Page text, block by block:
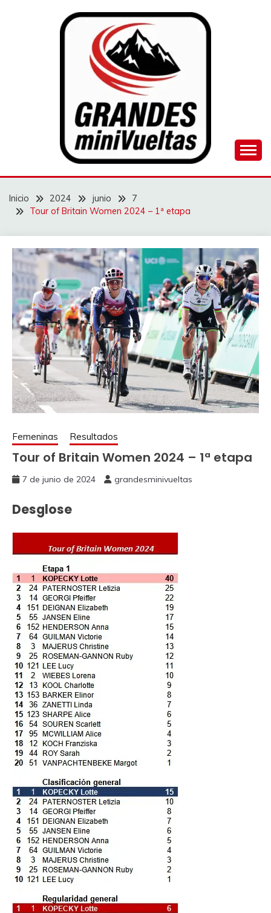
GRANDES
MINIVUELTAS
Inicio 2024 junio
7
Tour of Britain Women 2024 – 1ª etapa
Femeninas Resultados
Tour of Britain Women 2024 – 1ª etapa
7 de junio de 2024 grandesminivueltas
Desglose